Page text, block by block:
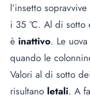
l’insetto
i 35 °C. Al di sotto
è inattivo. Le
quando le
Valori al di sotto
risultano letali. A